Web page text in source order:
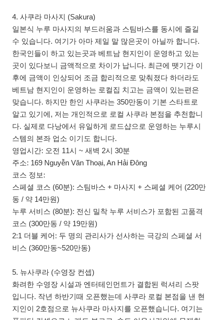
4. 사쿠라 마사지 (Sakura)
일본식 누루 마사지의 부드러움과 스팀바스를 동시에 즐길
수 있습니다. 여기가 아마 제일 말 많은곳이 아닐까 합니다.
한국인들이 하고 있는곳과 베트남 현지인이 운영하고 있는
곳이 있다보니 금액적으로 차이가 납니다. 최근에 뗏기간 이
후에 금액이 인상되어 조금 합리적으로 맞춰졌다 하더라도
베트남 현지인이 운영하는 로컬집 치고는 금액이 있는편은
맞습니다. 하지만 한인 사쿠라는 350만동이 기본 스타트로
알고 있기에, 저는 개인적으로 로컬 사쿠라 본점을 추천합니
다. 실제로 다낭에서 유일하게 로드샵으로 운영하는 누루시
스템의 본좌 업소 이기도 합니다.
영업시간: 오전 11시 ~ 새벽 2시 30분
주소: 169 Nguyễn Văn Thoại, An Hải Đông
코스 정보:
스페셜 코스 (60분): 스팀바스 + 마사지 + 스페셜 케어 (220만
동 / 약 14만원)
누루 서비스 (80분): 전신 밀착 누루 서비스가 포함된 고품격
코스 (300만동 / 약 19만원)
2:1 더블 케어: 두 명의 관리사가 선사하는 극강의 스페셜 서
비스 (360만동~520만동)
5. 뉴사쿠라 (수영장 컨셉)
화려한 수영장 시설과 엔터테인먼트가 결합된 럭셔리 스팟
입니다. 작년 하반기때 오픈했는데 사쿠라 로컬 본점을 낸 현
지인이 2호점으로 뉴사쿠라 마사지를 오픈했습니다. 여기는